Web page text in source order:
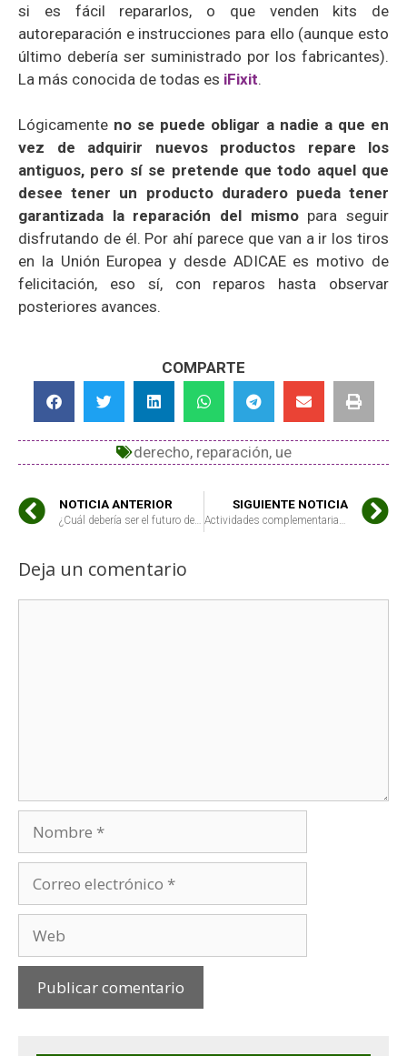
si es fácil repararlos, o que venden kits de
autoreparación e instrucciones para ello (aunque esto
último debería ser suministrado por los fabricantes).
La más conocida de todas es iFixit.
Lógicamente no se puede obligar a nadie a que en
vez de adquirir nuevos productos repare los
antiguos, pero sí se pretende que todo aquel que
desee tener un producto duradero pueda tener
garantizada la reparación del mismopara seguir
disfrutando de él. Por ahí parece que van a ir los tiros
en la Unión Europea y desde ADICAE es motivo de
felicitación, eso sí, con reparos hasta observar
posteriores avances.
COMPARTE
derecho, reparación, ue
NOTICIA ANTERIOR
¿Cuál debería ser el futuro de ADICAE en materia de economía circular?
SIGUIENTE NOTICIA
Actividades complementarias de las sedes sobre economía circular en 2020
Deja un comentario